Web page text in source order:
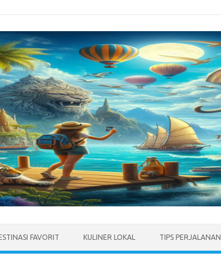
FAVORIT KULINER LOKAL TIPS PERJALANAN